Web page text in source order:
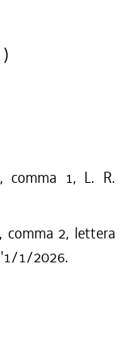
comma 1, L. R.
comma 2, lettera
1/2026.